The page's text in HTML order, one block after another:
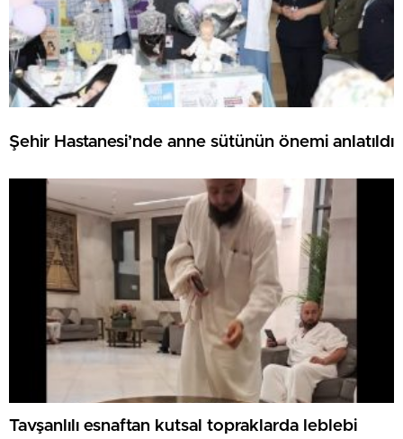
Şehir Hastanesi’nde anne sütünün önemi anlatıldı
Tavşanlılı esnaftan kutsal topraklarda leblebi